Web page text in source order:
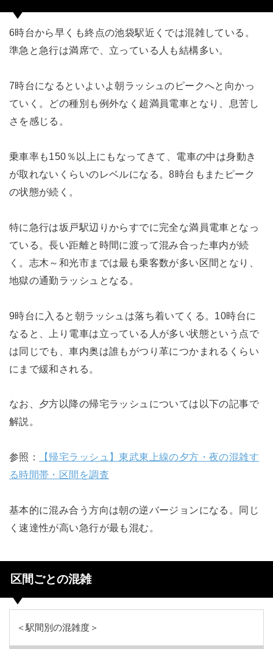
6時台から早くも終点の池袋駅近くでは混雑している。
準急と急行は満席で、立っている人も結構多い。
7時台になるといよいよ朝ラッシュのピークへと向かっ
ていく。どの種別も例外なく超満員電車となり、息苦し
さを感じる。
乗車率も150％以上にもなってきて、電車の中は身動き
が取れないくらいのレベルになる。8時台もまたピーク
の状態が続く。
特に急行は坂戸駅辺りからすでに完全な満員電車となっ
ている。長い距離と時間に渡って混み合った車内が続
く。志木～和光市までは最も乗客数が多い区間となり、
地獄の通勤ラッシュとなる。
9時台に入ると朝ラッシュは落ち着いてくる。10時台に
なると、上り電車は立っている人が多い状態という点で
は同じでも、車内奥は誰もがつり革につかまれるくらい
にまで緩和される。
なお、夕方以降の帰宅ラッシュについては以下の記事で
解説。
参照：
【帰宅ラッシュ】東武東上線の夕方・夜の混雑す
る時間帯・区間を調査
基本的に混み合う方向は朝の逆バージョンになる。同じ
く速達性が高い急行が最も混む。
区間ごとの混雑
＜駅間別の混雑度＞